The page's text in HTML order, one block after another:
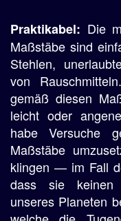
Praktikabel: Die
Maßstäbe sind
Stehlen,
von
gemäß diesen
leicht oder
habe Versuche
Maßstäbe
klingen — im Fall
dass sie keinen
unseres Planeten